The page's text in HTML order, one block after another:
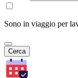
Sono in viaggio per
Cerca